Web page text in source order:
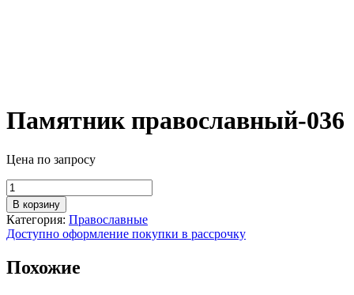
Памятник православный-036
Цена по запросу
Количество
товара
Памятник
православный-036
В корзину
Категория: Православные
Доступно оформление покупки в рассрочку
Похожие